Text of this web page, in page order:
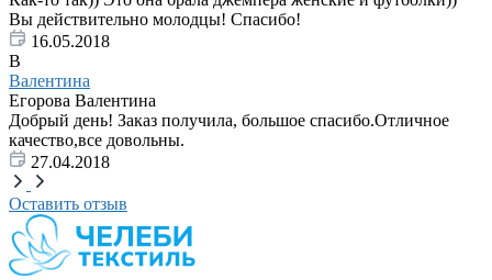
Вы действительно молодцы! Спасибо!
16.05.2018
В
Валентина
Егорова Валентина
Добрый день! Заказ получила, большое спасибо.Отличное
качество,все довольны.
27.04.2018
Оставить отзыв